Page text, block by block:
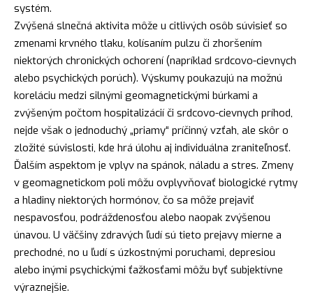
systém.
Zvýšená slnečná aktivita môže u citlivých osôb súvisieť so
zmenami krvného tlaku, kolísaním pulzu či zhoršením
niektorých chronických ochorení (napríklad srdcovo-cievnych
alebo psychických porúch). Výskumy poukazujú na možnú
koreláciu medzi silnými geomagnetickými búrkami a
zvýšeným počtom hospitalizácií či srdcovo-cievnych príhod,
nejde však o jednoduchý „priamy“ príčinný vzťah, ale skôr o
zložité súvislosti, kde hrá úlohu aj individuálna zraniteľnosť.
Ďalším aspektom je vplyv na spánok, náladu a stres. Zmeny
v geomagnetickom poli môžu ovplyvňovať biologické rytmy
a hladiny niektorých hormónov, čo sa môže prejaviť
nespavosťou, podráždenosťou alebo naopak zvýšenou
únavou. U väčšiny zdravých ľudí sú tieto prejavy mierne a
prechodné, no u ľudí s úzkostnými poruchami, depresiou
alebo inými psychickými ťažkosťami môžu byť subjektívne
výraznejšie.